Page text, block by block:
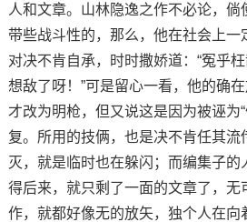
人和文章。山林隐逸之作不必论，倘
带些战斗性的，那么，他在社会上一
对决不肯自承，时时撒娇道：“冤乎
想敌了呀！”可是留心一看，他的确
才改为明枪，但又说这是因为被诬为
复。所用的技俩，也是决不肯任其流
灭，就是临时也在躲闪；而编集子的
得后来，就只剩了一面的文章了，无
作，就都好像无的放矢，独个人在向